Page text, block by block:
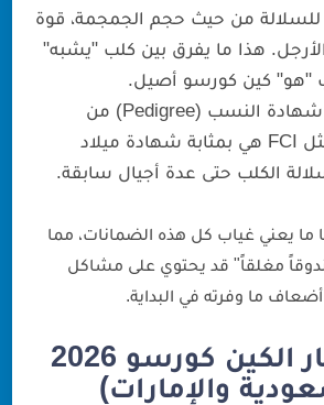
للسلالة من حيث حجم الجمجمة، قوة
هذا ما يفرق بين كلب "يشبه"
"هو" كين كورسو أصيل.
شهادة النسب (Pedigree) من
منظمات عالمية مثل FCI هي بمثابة شهادة ميلاد
الكلب حتى عدة أجيال سابقة.
ما يعني غياب كل هذه الضمانات، مما
مغلقاً" قد يحتوي على مشاكل
ما وفرته في البداية.
جدول أسعار الكين كورسو 2026
والإمارات)